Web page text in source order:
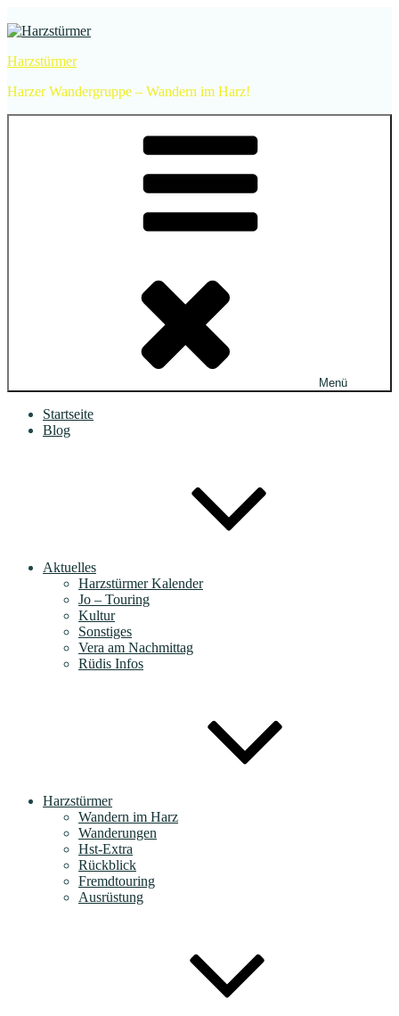
Inhalt
Harzstürmer
Harzer Wandergruppe – Wandern im Harz!
Menü
Startseite
Blog
Aktuelles
Harzstürmer Kalender
Jo – Touring
Kultur
Sonstiges
Vera am Nachmittag
Rüdis Infos
Harzstürmer
Wandern im Harz
Wanderungen
Hst-Extra
Rückblick
Fremdtouring
Ausrüstung